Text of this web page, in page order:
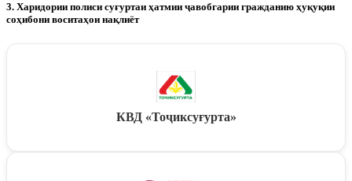
3. Харидории полиси суғуртаи ҳатмии ҷавобгарии гражданию ҳуқуқии
соҳибони воситаҳои нақлиёт
КВД «Тоҷиксуғурта»